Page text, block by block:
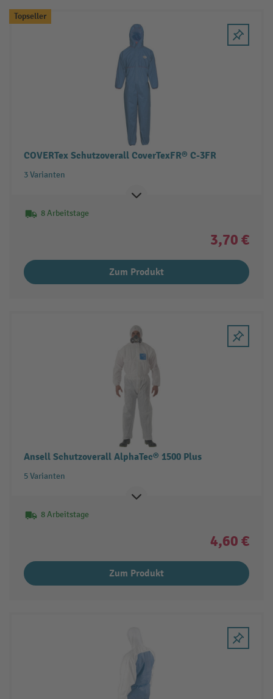
Topseller
COVERTex Schutzoverall CoverTexFR® C-3FR
3 Varianten
8 Arbeitstage
3,70 €
Zum Produkt
Ansell Schutzoverall AlphaTec® 1500 Plus
5 Varianten
8 Arbeitstage
4,60 €
Zum Produkt